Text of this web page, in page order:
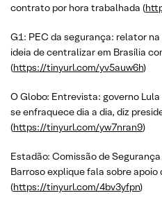
contrato por hora trabalhada (
G1: PEC da segurança: relator
ideia de centralizar em Brasília
(https://tinyurl.com/yv5auw6h)
O Globo: Entrevista: governo
se enfraquece dia a dia, diz
(https://tinyurl.com/yw7nran9)
Estadão: Comissão de
Barroso explique fala sobre apoio
(https://tinyurl.com/4bv3yfpn)